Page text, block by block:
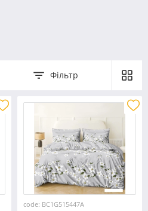
Фільтр
code: BC1G515447А